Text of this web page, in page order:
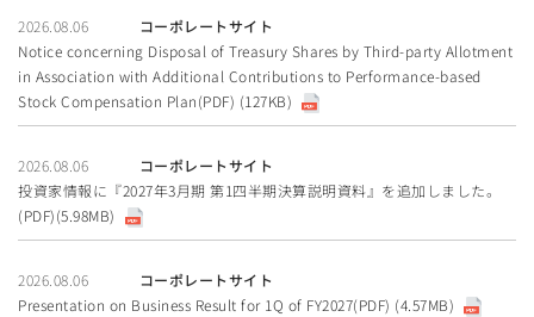
2026.08.06
コーポレートサイト
Notice concerning Disposal of Treasury Shares by Third-party Allotment
in Association with Additional Contributions to Performance-based
Stock Compensation Plan(PDF) (127KB)
2026.08.06
コーポレートサイト
投資家情報に『2027年3月期 第1四半期決算説明資料』を追加しました。
(PDF)(5.98MB)
2026.08.06
コーポレートサイト
Presentation on Business Result for 1Q of FY2027(PDF) (4.57MB)